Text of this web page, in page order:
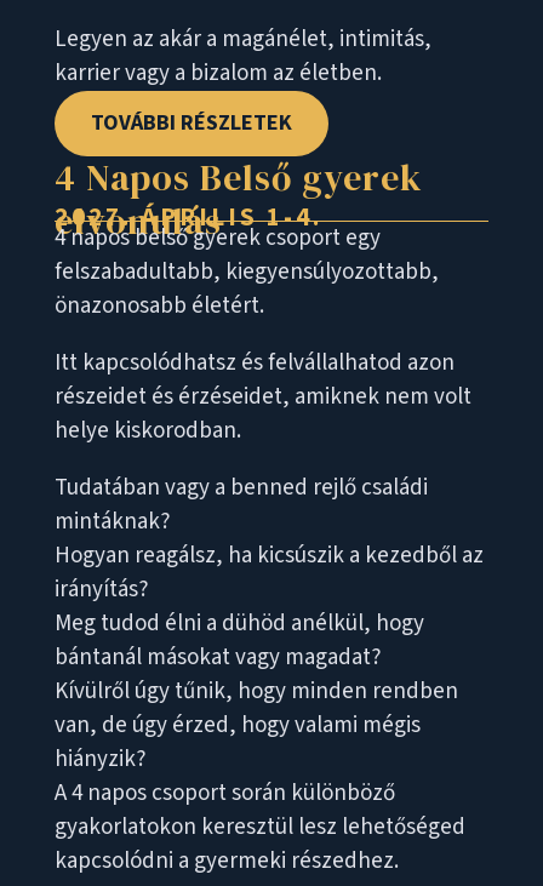
Legyen az akár a magánélet, intimitás,
karrier vagy a bizalom az életben.
TOVÁBBI RÉSZLETEK
4 Napos Belső gyerek
elvonulás
2027. ÁPRILIS 1-4.
4 napos belső gyerek csoport egy
felszabadultabb, kiegyensúlyozottabb,
önazonosabb életért.
Itt kapcsolódhatsz és felvállalhatod azon
részeidet és érzéseidet, amiknek nem volt
helye kiskorodban.
Tudatában vagy a benned rejlő családi
mintáknak?
Hogyan reagálsz, ha kicsúszik a kezedből az
irányítás?
Meg tudod élni a dühöd anélkül, hogy
bántanál másokat vagy magadat?
Kívülről úgy tűnik, hogy minden rendben
van, de úgy érzed, hogy valami mégis
hiányzik?
A 4 napos csoport során különböző
gyakorlatokon keresztül lesz lehetőséged
kapcsolódni a gyermeki részedhez.